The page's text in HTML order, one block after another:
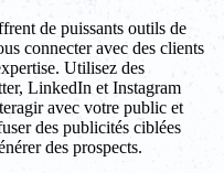
de puissants outils de
connecter avec des clients
Utilisez des
LinkedIn et Instagram
avec votre public et
des publicités ciblées
des prospects.